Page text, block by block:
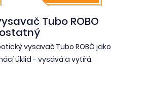
Tubo ROBO
vysavač Tubo ROBÒ jako
úklid - vysává a vytírá.